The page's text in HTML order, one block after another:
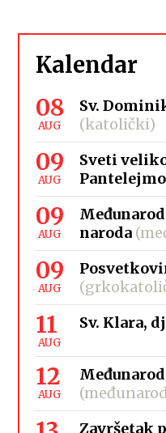
Kalendar
08
AUG
Sv.
(katolički)
09
AUG
Sveti
09
AUG
naroda
09
AUG
11
AUG
Sv. Klara,
12
AUG
Završetak